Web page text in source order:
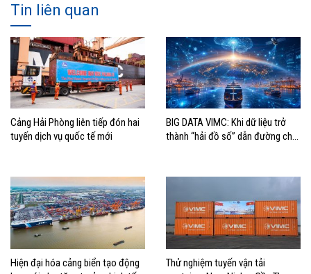
Tin liên quan
Cảng Hải Phòng liên tiếp đón hai
tuyến dịch vụ quốc tế mới
BIG DATA VIMC: Khi dữ liệu trở
thành “hải đồ số” dẫn đường cho
Hiện đại hóa cảng biển tạo động
Thử nghiệm tuyến vận tải